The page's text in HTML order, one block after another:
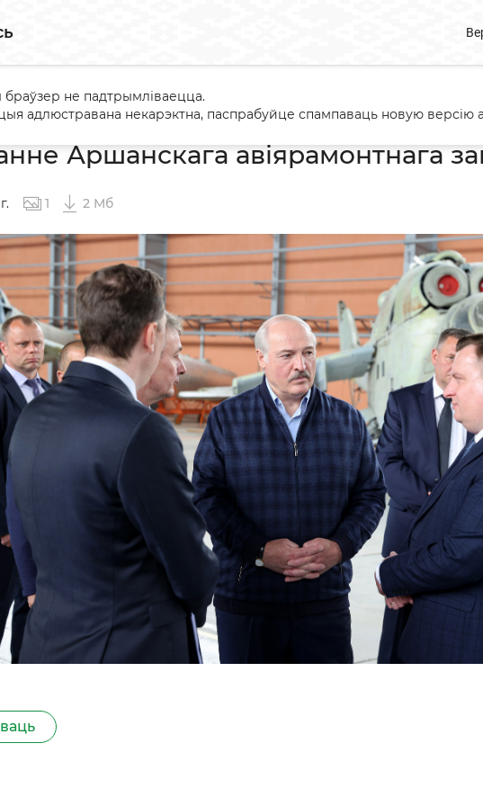
прэсы Наведванне Аршанскага авіярамонтнага завода
Аршанскага авіярамонтнага
г. 1 2 Мб
браўзер не падтрымліваецца.
адлюстравана некарэктна, паспрабуйце спампаваць новую версію